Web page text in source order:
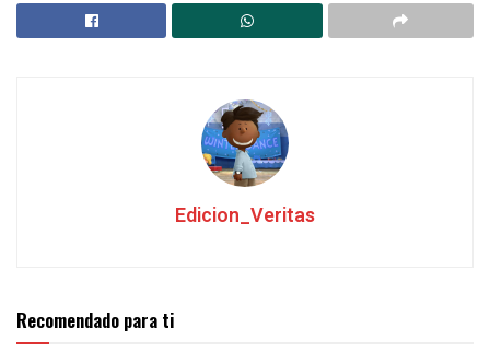
Edicion_Veritas
Recomendado para ti